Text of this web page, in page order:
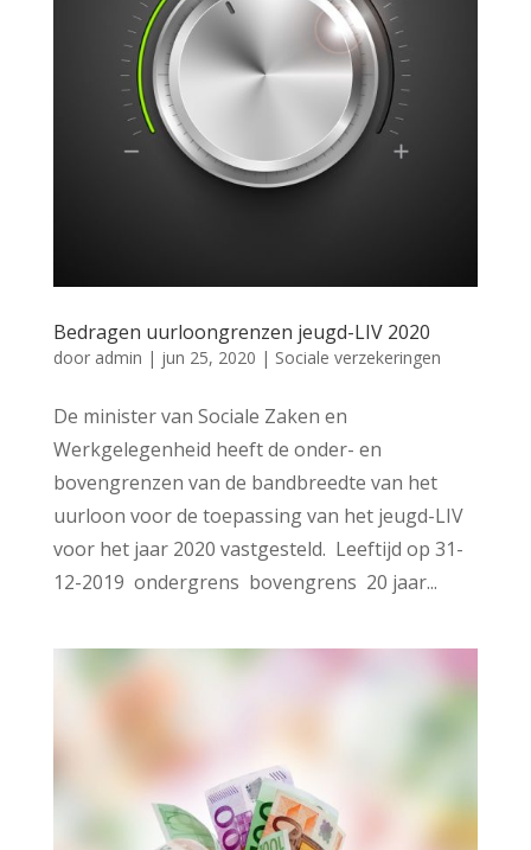
Bedragen uurloongrenzen jeugd-LIV 2020
door admin | jun 25, 2020 | Sociale verzekeringen
De minister van Sociale Zaken en
Werkgelegenheid heeft de onder- en
bovengrenzen van de bandbreedte van het
uurloon voor de toepassing van het jeugd-LIV
voor het jaar 2020 vastgesteld. Leeftijd op 31-
12-2019 ondergrens bovengrens 20 jaar...